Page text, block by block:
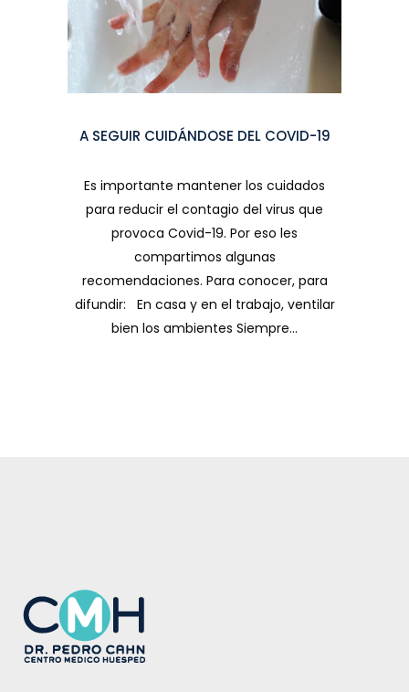
A SEGUIR CUIDÁNDOSE DEL COVID-19
Es importante mantener los cuidados
para reducir el contagio del virus que
provoca Covid-19. Por eso les
compartimos algunas
recomendaciones. Para conocer, para
difundir: En casa y en el trabajo, ventilar
bien los ambientes Siempre...